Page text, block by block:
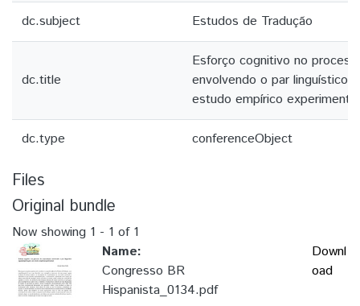
dc.subject Estudos de Tradução
dc.title
Esforço cognitivo no
envolvendo o par linguístico
estudo empírico experimental
dc.type conferenceObject
Files
Original bundle
Now showing 1 - 1 of 1
Name:
Congresso BR
Hispanista_0134.pdf
Downl
oad